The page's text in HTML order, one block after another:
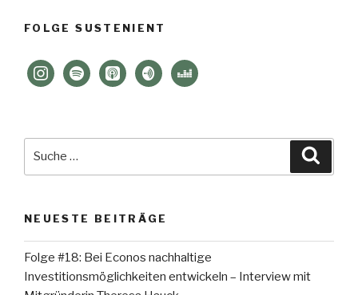
FOLGE SUSTENIENT
instagramspotifyapple-
podcasts
anchor deezer
NEUESTE BEITRÄGE
Folge #18: Bei Econos nachhaltige
Investitionsmöglichkeiten entwickeln – Interview mit